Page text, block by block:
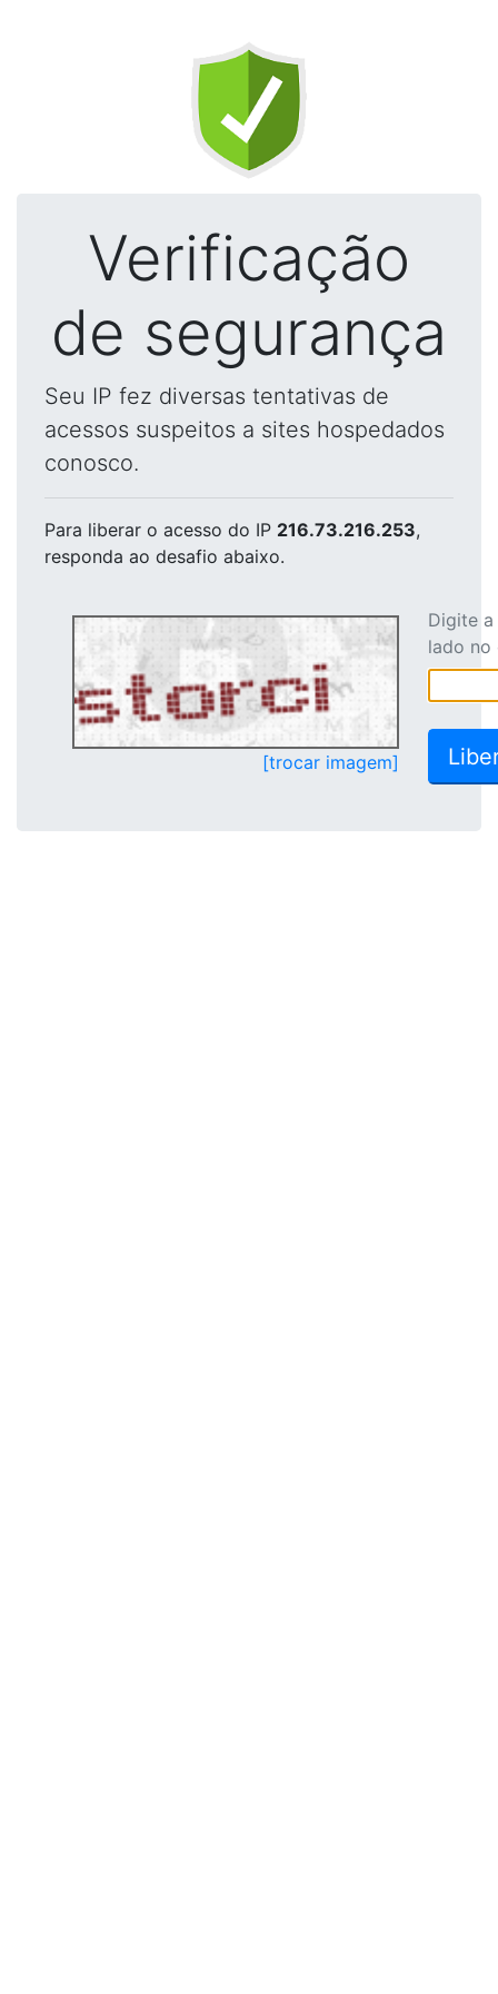
Verificação
de segurança
Seu IP fez diversas tentativas de
acessos suspeitos a sites hospedados
conosco.
Para liberar o acesso do IP 216.73.216.253,
responda ao desafio abaixo.
[trocar imagem]
Digite
lado no